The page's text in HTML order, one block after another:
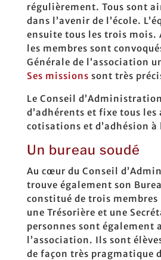
régulièrement. Tous sont
dans l’avenir de l’école.
ensuite tous les trois mois.
les membres sont
Générale de l’association
Ses missions sont très
Le Conseil
d’adhérents et fixe tous les
cotisations et d’adhésion à
Un bureau soudé
Au cœur du Conseil
trouve également son
constitué de trois membres
une Trésorière et une
personnes sont également
l’association. Ils sont
de façon très pragmatique